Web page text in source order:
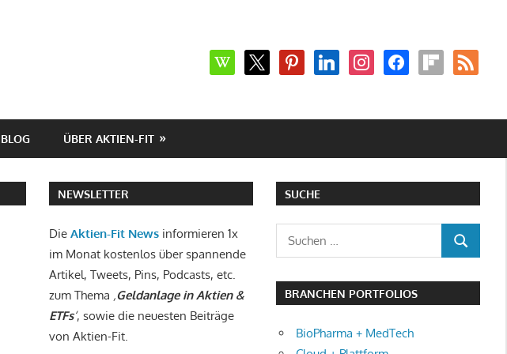
wikipedia
x pinterestlinkedininstagramfacebookflipboard
rss
BLOG ÜBER AKTIEN-FIT
NEWSLETTER
Die Aktien-Fit Newsinformieren 1x
im Monat kostenlos über spannende
Artikel, Tweets, Pins, Podcasts, etc.
zum Thema ‚Geldanlage in Aktien &
ETFs‘, sowie die neuesten Beiträge
von Aktien-Fit.
SUCHE
Suchen
nach:
SUCHEN
BRANCHEN PORTFOLIOS
BioPharma + MedTech